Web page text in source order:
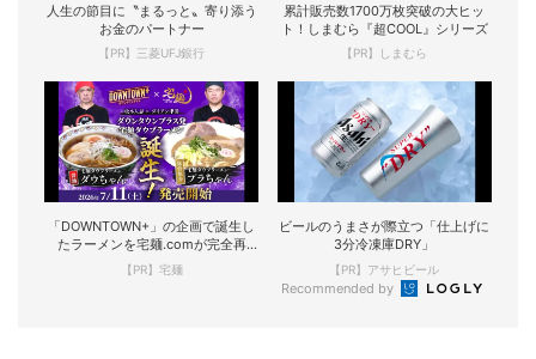
人生の節目に〝まるっと〟寄り添う
お金のパートナー
【PR】三菱UFJ銀行
累計販売数1700万枚突破の大ヒッ
ト！しまむら『超COOL』シリーズ
【PR】しまむら
「DOWNTOWN+」の企画で誕生し
たラーメンを宅麺.comが完全再
現！
【PR】宅麺
ビールのうまさが際立つ「仕上げに
3分冷凍庫DRY」
【PR】アサヒビール
Recommended by